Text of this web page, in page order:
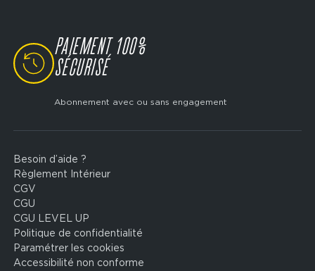
SVG
PAIEMENT 100%
SÉCURISÉ
Abonnement avec ou sans engagement
Footer
legal
Besoin d’aide ?
Règlement Intérieur
CGV
CGU
CGU LEVEL UP
Politique de confidentialité
Paramétrer les cookies
Accessibilité non conforme